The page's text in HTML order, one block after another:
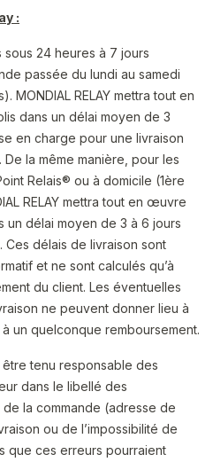
:
24 heures à 7 jours
passée du lundi au samedi
MONDIAL RELAY mettra tout en
dans un délai moyen de 3
en charge pour une livraison
la même manière, pour les
Relais® ou à domicile (1ère
RELAY mettra tout en œuvre
un délai moyen de 3 à 6 jours
Ces délais de livraison sont
et ne sont calculés qu’à
du client. Les éventuelles
ne peuvent donner lieu à
un quelconque remboursement.
tenu responsable des
dans le libellé des
la commande (adresse de
ou de l’impossibilité de
que ces erreurs pourraient